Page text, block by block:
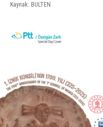
Kaynak: BULTEN